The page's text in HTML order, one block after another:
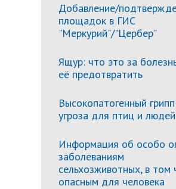
Добавление/
площадок в ГИС
"Меркурий"/"Цербер"
Ящур: что это за
её предотвратить
Высокопатогенный
угроза для птиц и людей
Информация об особо
заболеваниям
сельхозживотных, в том
опасным для человека